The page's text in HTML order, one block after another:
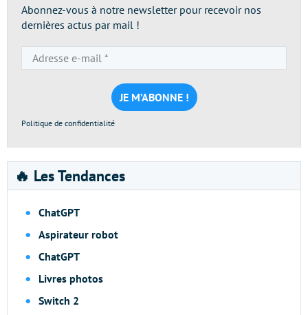
Abonnez-vous à notre newsletter pour recevoir nos
dernières actus par mail !
e-
mail
*
Politique de confidentialité
🔥 Les Tendances
ChatGPT
Aspirateur robot
ChatGPT
Livres photos
Switch 2